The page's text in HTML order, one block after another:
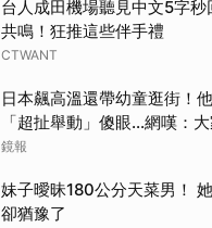
台人成田機場聽見中文5字
共鳴！狂推這些伴手禮
CTWANT
日本飆高溫還帶幼童逛街！
「超扯舉動」傻眼...網嘆：
鏡報
妹子曖昧180公分天菜男！ 她
卻猶豫了